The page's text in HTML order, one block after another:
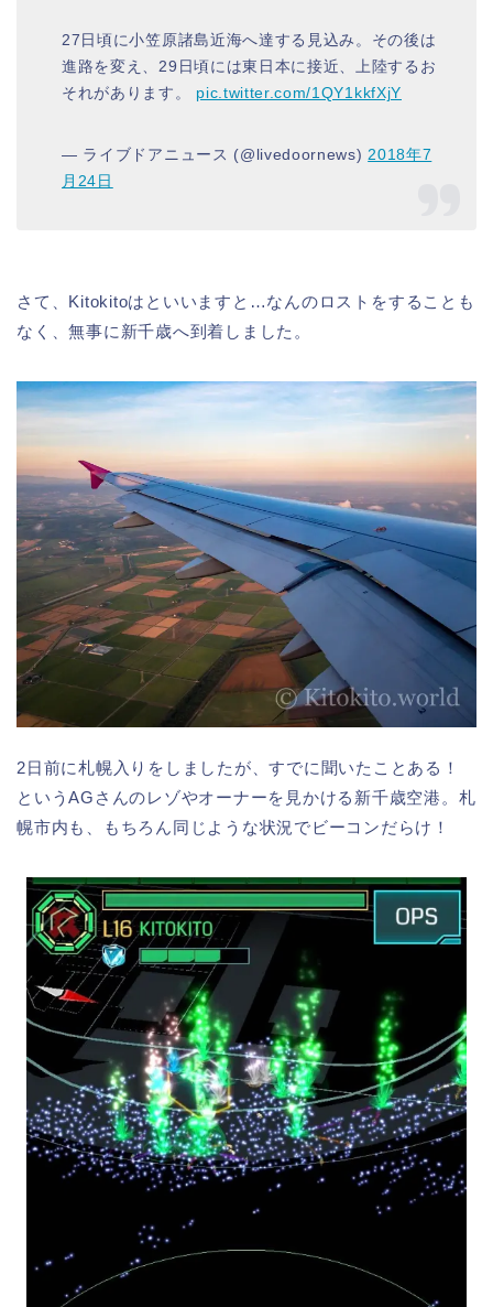
27日頃に小笠原諸島近海へ達する見込み。その後は
進路を変え、29日頃には東日本に接近、上陸するお
それがあります。 pic.twitter.com/1QY1kkfXjY
— ライブドアニュース (@livedoornews)2018年7
月24日
さて、Kitokitoはといいますと…なんのロストをすることも
なく、無事に新千歳へ到着しました。
2日前に札幌入りをしましたが、すでに聞いたことある！
というAGさんのレゾやオーナーを見かける新千歳空港。札
幌市内も、もちろん同じような状況でビーコンだらけ！